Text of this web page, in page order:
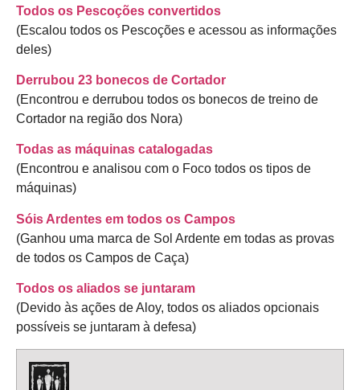
Todos os Pescoções convertidos
(Escalou todos os Pescoções e acessou as informações
deles)
Derrubou 23 bonecos de Cortador
(Encontrou e derrubou todos os bonecos de treino de
Cortador na região dos Nora)
Todas as máquinas catalogadas
(Encontrou e analisou com o Foco todos os tipos de
máquinas)
Sóis Ardentes em todos os Campos
(Ganhou uma marca de Sol Ardente em todas as provas
de todos os Campos de Caça)
Todos os aliados se juntaram
(Devido às ações de Aloy, todos os aliados opcionais
possíveis se juntaram à defesa)